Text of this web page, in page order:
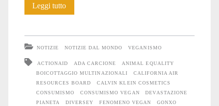
Leggi tuttoIgualdad
maionese
vegana
NOTIZIE NOTIZIE DAL MONDO VEGANISMO
ACTIONAID ADA CARCIONE
ANIMAL EQUALITY
BOICOTTAGGIO MULTINAZIONALI
CALIFORNIA AIR
RESOURCES BOARD
CALVIN KLEIN COSMETICS
CONSUMISMO
CONSUMISMO VEGAN
DEVASTAZIONE
PIANETA
DIVERSEY FENOMENO VEGAN
GONXO